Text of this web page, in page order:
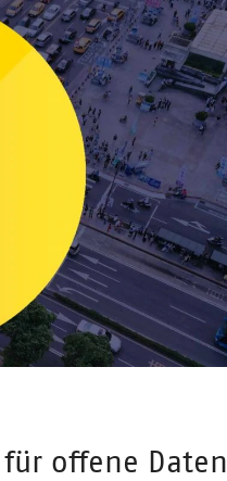
für offene Daten